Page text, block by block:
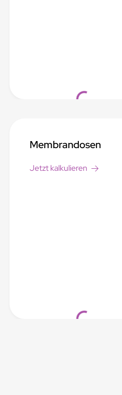
Loading...
Loading...
Membrandosen
Jetzt kalkulieren